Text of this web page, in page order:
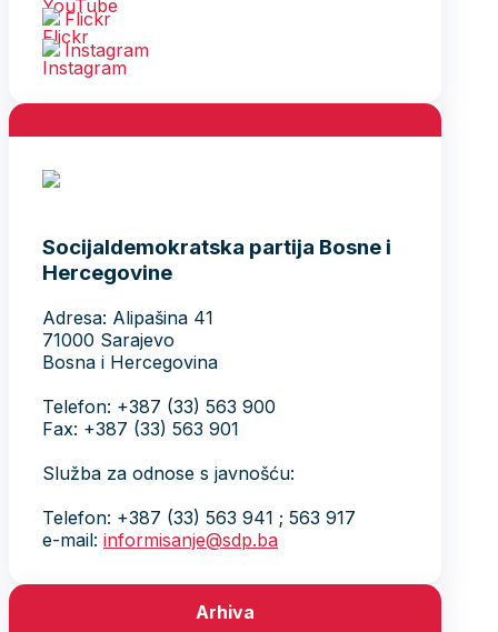
Flickr
Instagram
Socijaldemokratska partija Bosne i
Hercegovine
Adresa: Alipašina 41
71000 Sarajevo
Bosna i Hercegovina
Telefon: +387 (33) 563 900
Fax: +387 (33) 563 901
Služba za odnose s javnošću:
Telefon: +387 (33) 563 941 ; 563 917
e-mail: informisanje@sdp.ba
Arhiva